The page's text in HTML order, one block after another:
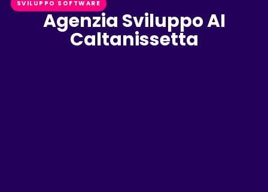
SVILUPPO SOFTWARE
Agenzia Sviluppo AI
Caltanissetta